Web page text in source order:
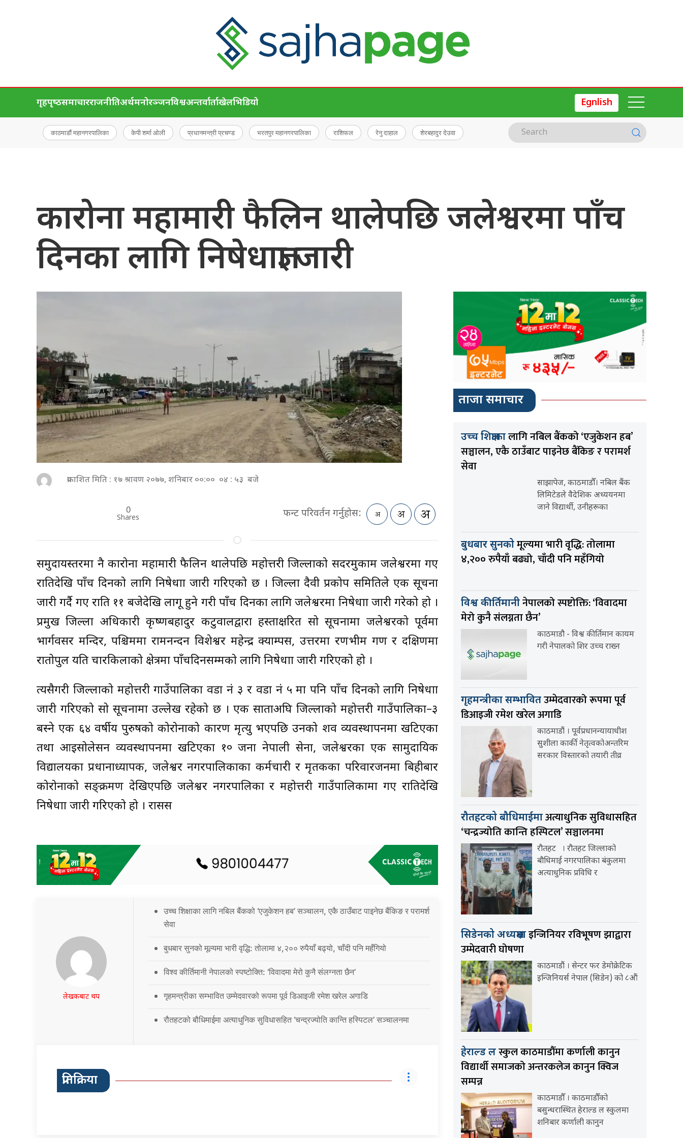
गृहपृष्‍ठसमाचारराजनीतिअर्थमनोरञ्जनविश्वअन्तर्वार्ताखेलभिडियो Egnlish
काठमाडौं महानगरपालिका केपी शर्मा ओली प्रधानमन्त्री प्रचण्ड भरतपुर महानगरपालिका राशिफल रेनु दाहाल शेरबहादुर देउवा
कारोना महामारी फैलिन थालेपछि जलेश्वरमा पाँच
दिनका लागि निषेधाज्ञा जारी
प्रकाशित मिति : १७ श्रावण २०७७, शनिबार ००:०० ०४ : ५३ बजे
0
Shares फन्ट परिवर्तन गर्नुहोस:
समुदायस्तरमा नै कारोना महामारी फैलिन थालेपछि महोत्तरी जिल्लाको सदरमुकाम जलेश्वरमा गए
रातिदेखि पाँच दिनको लागि निषेधाज्ञा जारी गरिएको छ । जिल्ला दैवी प्रकोप समितिले एक सूचना
जारी गर्दै गए राति ११ बजेदेखि लागू हुने गरी पाँच दिनका लागि जलेश्वरमा निषेधाज्ञा जारी गरेको हो ।
प्रमुख जिल्ला अधिकारी कृष्णबहादुर कटुवालद्वारा हस्ताक्षरित सो सूचनामा जलेश्वरको पूर्वमा
भार्गवसर मन्दिर, पश्चिममा रामनन्दन विशेश्वर महेन्द्र क्याम्पस, उत्तरमा रणभीम गण र दक्षिणमा
रातोपुल यति चारकिलाको क्षेत्रमा पाँचदिनसम्मको लागि निषेधाज्ञा जारी गरिएको हो ।
त्यसैगरी जिल्लाको महोत्तरी गाउँपालिका वडा नं ३ र वडा नं ५ मा पनि पाँच दिनको लागि निषेधाज्ञा
जारी गरिएको सो सूचनामा उल्लेख रहेको छ । एक साताअघि जिल्लाको महोत्तरी गाउँपालिका–३
बस्ने एक ६४ वर्षीय पुरुषको कोरोनाको कारण मृत्यु भएपछि उनको शव व्यवस्थापनमा खटिएका
तथा आइसोलेसन व्यवस्थापनमा खटिएका १० जना नेपाली सेना, जलेश्वरका एक सामुदायिक
विद्यालयका प्रधानाध्यापक, जलेश्वर नगरपालिकाका कर्मचारी र मृतकका परिवारजनमा बिहीबार
कोरोनाको सङ्क्रमण देखिएपछि जलेश्वर नगरपालिका र महोत्तरी गाउँपालिकामा गए रातिदेखि
निषेधाज्ञा जारी गरिएको हो । रासस
लेखकबाट थप
उच्च शिक्षाका लागि नबिल बैंकको ‘एजुकेशन हब’ सञ्चालन, एकै ठाउँबाट पाइनेछ बैंकिङ र परामर्श
सेवा
बुधबार सुनको मूल्यमा भारी वृद्धि: तोलामा ४,२०० रुपैयाँ बढ्यो, चाँदी पनि महँगियो
विश्व कीर्तिमानी नेपालको स्पष्टोक्ति: ‘विवादमा मेरो कुनै संलग्नता छैन’
गृहमन्त्रीका सम्भावित उम्मेदवारको रूपमा पूर्व डिआइजी रमेश खरेल अगाडि
रौतहटको बौधिमाईमा अत्याधुनिक सुविधासहित ‘चन्द्रज्योति कान्ति हस्पिटल’ सञ्चालनमा
प्रतिक्रिया
ताजा समाचार
उच्च शिक्षाकालागि नबिल बैंकको ‘एजुकेशन हब’
सञ्चालन, एकै ठाउँबाट पाइनेछ बैंकिङ र परामर्श
सेवा
साझापेज, काठमाडौँ। नबिल बैंक
लिमिटेडले वैदेशिक अध्ययनमा
जाने विद्यार्थी, उनीहरूका
बुधबार सुनकोमूल्यमा भारी वृद्धि: तोलामा
४,२०० रुपैयाँ बढ्यो, चाँदी पनि महँगियो
विश्व कीर्तिमानीनेपालको स्पष्टोक्ति: ‘विवादमा
मेरो कुनै संलग्नता छैन’
काठमाडौ - विश्व कीर्तिमान कायम
गरी नेपालको शिर उच्च राख्न
गृहमन्त्रीका सम्भावितउम्मेदवारको रूपमा पूर्व
डिआइजी रमेश खरेल अगाडि
काठमाडौं । पूर्वप्रधानन्यायाधीश
सुशीला कार्की नेतृत्वकोअन्तरिम
सरकार विस्तारको तयारी तीव्र
रौतहटको बौधिमाईमाअत्याधुनिक सुविधासहित
‘चन्द्रज्योति कान्ति हस्पिटल’ सञ्चालनमा
रौतहट । रौतहट जिल्लाको
बौधिमाई नगरपालिका बंकुलमा
अत्याधुनिक प्रविधि र
सिडेनको अध्यक्षमाइन्जिनियर रविभूषण झाद्वारा
उम्मेदवारी घोषणा
काठमाडौं । सेन्टर फर डेमोक्रेटिक
इन्जिनियर्स नेपाल (सिडेन) को ८औं
हेराल्ड लस्कुल काठमाडौँमा कर्णाली कानुन
विद्यार्थी समाजको अन्तरकलेज कानुन क्विज
सम्पन्न
काठमाडौँ । काठमाडौँको
बसुन्धरास्थित हेराल्ड ल स्कुलमा
शनिबार कर्णाली कानुन